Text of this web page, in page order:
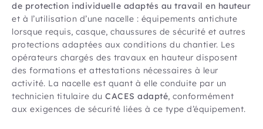
de protection individuelle adaptés au travail en hauteur
et à l’utilisation d’une nacelle : équipements antichute
lorsque requis, casque, chaussures de sécurité et autres
protections adaptées aux conditions du chantier. Les
opérateurs chargés des travaux en hauteur disposent
des formations et attestations nécessaires à leur
activité. La nacelle est quant à elle conduite par un
technicien titulaire du CACES adapté, conformément
aux exigences de sécurité liées à ce type d’équipement.